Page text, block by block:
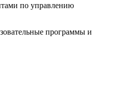
по управлению
программы и